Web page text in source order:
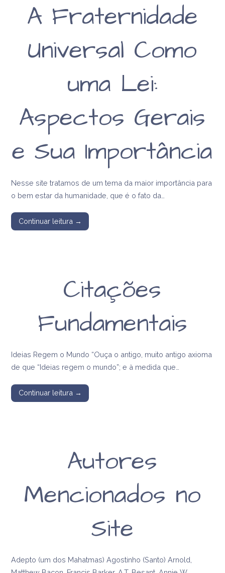
A Fraternidade
Universal Como
uma Lei:
Aspectos Gerais
e Sua Importância
Nesse site tratamos de um tema da maior importância para
o bem estar da humanidade, que é o fato da…
Continuar leitura →
Citações
Fundamentais
Ideias Regem o Mundo “Ouça o antigo, muito antigo axioma
de que “Ideias regem o mundo”; e à medida que…
Continuar leitura →
Autores
Mencionados no
Site
Adepto (um dos Mahatmas) Agostinho (Santo) Arnold,